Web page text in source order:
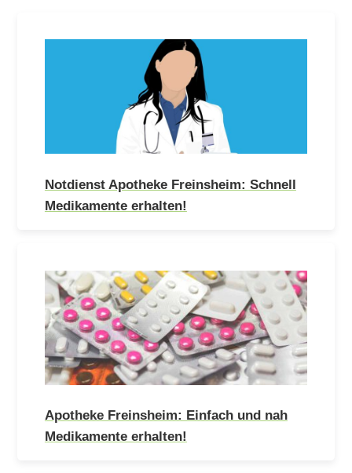
Notdienst Apotheke Freinsheim: Schnell
Medikamente erhalten!
Apotheke Freinsheim: Einfach und nah
Medikamente erhalten!